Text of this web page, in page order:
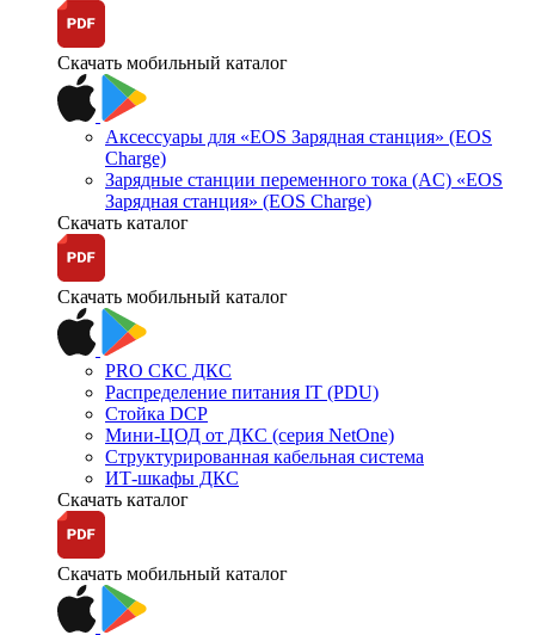
Скачать мобильный каталог
Аксессуары для «EOS Зарядная станция» (EOS
Charge)
Зарядные станции переменного тока (AC) «EOS
Зарядная станция» (EOS Charge)
Скачать каталог
Скачать мобильный каталог
PRO СКС ДКС
Распределение питания IT (PDU)
Стойка DCP
Мини-ЦОД от ДКС (серия NetOne)
Структурированная кабельная система
ИТ-шкафы ДКС
Скачать каталог
Скачать мобильный каталог